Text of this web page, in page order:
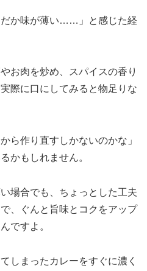
だか味が薄い……」と感じた経
お肉を炒め、スパイスの香り
際に口にしてみると物足りな
ら作り直すしかないのかな」
かもしれません。
場合でも、ちょっとした工夫
、ぐんと旨味とコクをアップ
ですよ。
しまったカレーをすぐに濃く